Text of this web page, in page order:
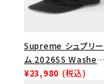
価格から探す
Supreme シュプリー
ム 2026SS Washed
Chino Twill Camp
¥23,980 (税込)